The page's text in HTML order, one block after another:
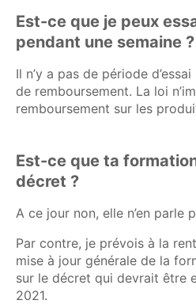
Est-ce que je peux
pendant une semaine ?
Il n’y a pas de période
de remboursement. La loi
remboursement sur les
Est-ce que ta
décret ?
A ce jour non, elle n’en parle
Par contre, je prévois à la
mise à jour générale de la
sur le décret qui devrait être
2021.